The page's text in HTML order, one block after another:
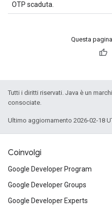
OTP scaduta.
Questa
Tutti i diritti riservati. Java è un
consociate.
Ultimo aggiornamento 2026-02-18
Coinvolgi
Google Developer Program
Google Developer Groups
Google Developer Experts